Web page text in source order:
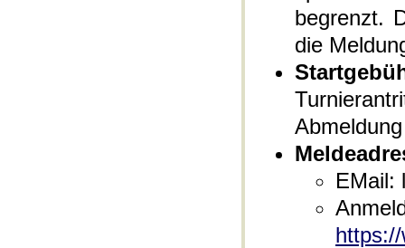
begrenzt.
die
EMail: